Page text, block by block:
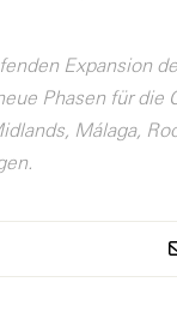
Expansion
Phasen für die
Málaga,